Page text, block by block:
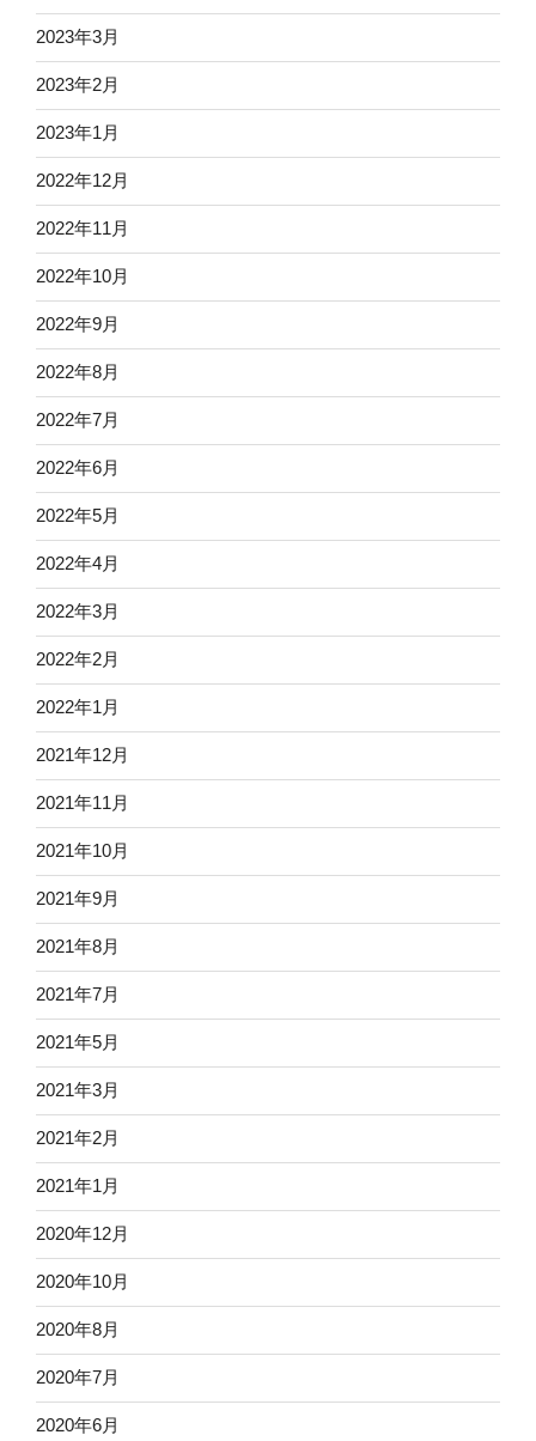
2023年3月
2023年2月
2023年1月
2022年12月
2022年11月
2022年10月
2022年9月
2022年8月
2022年7月
2022年6月
2022年5月
2022年4月
2022年3月
2022年2月
2022年1月
2021年12月
2021年11月
2021年10月
2021年9月
2021年8月
2021年7月
2021年5月
2021年3月
2021年2月
2021年1月
2020年12月
2020年10月
2020年8月
2020年7月
2020年6月